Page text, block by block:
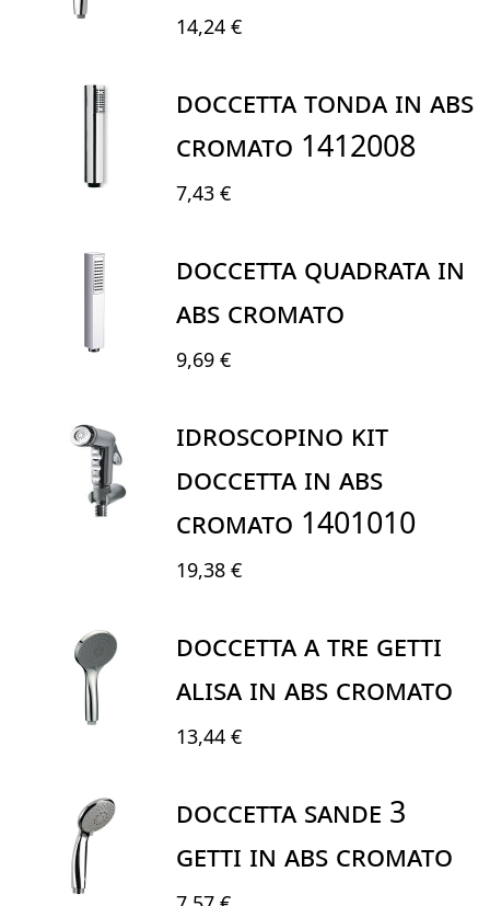
14,24 €
DOCCETTA TONDA IN ABS
CROMATO 1412008
7,43 €
DOCCETTA QUADRATA in
abs cromato
9,69 €
IDROSCOPINO KIT
DOCCETTA IN ABS
CROMATO 1401010
19,38 €
DOCCETTA a TRE Getti
ALISA in ABS cromato
13,44 €
DOCCETTA SANDE 3
GETTI IN ABS CROMATO